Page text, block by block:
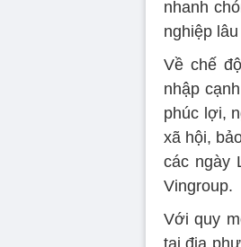
nhanh
nghiệp
Về chế
nhập
phúc lợi,
xã hội,
các ngày
Vingroup.
Với quy
tại địa